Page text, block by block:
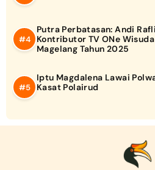
Putra Perbatasan: Andi
Kontributor TV ONe
Magelang Tahun 2025
Iptu Magdalena Lawai
Kasat Polairud